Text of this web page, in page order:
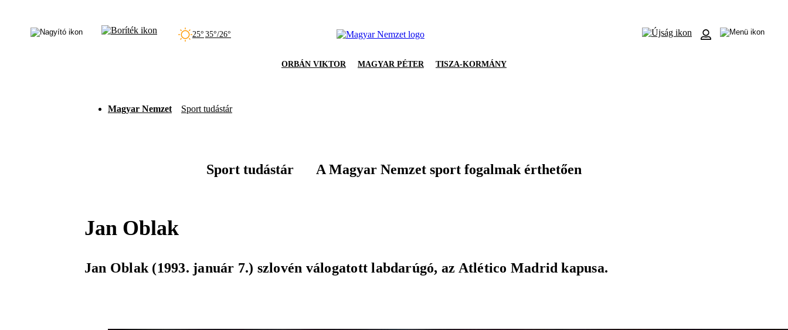
25° 35°/26°
ORBÁN VIKTOR MAGYAR PÉTER TISZA-KORMÁNY
Magyar Nemzet Sport tudástár
Sport tudástár A Magyar Nemzet sport fogalmak érthetően
Jan Oblak
Jan Oblak (1993. január 7.) szlovén válogatott labdarúgó, az Atlético Madrid kapusa.